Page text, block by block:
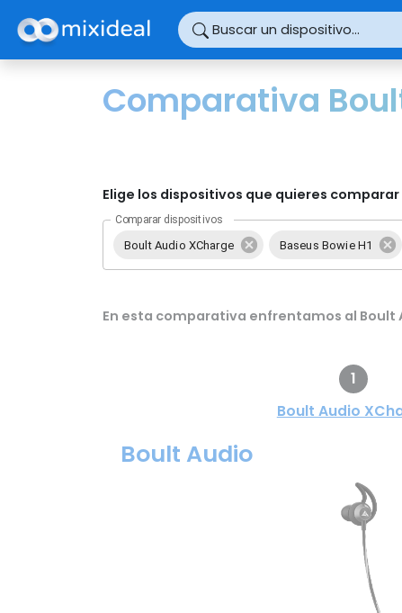
Buscar un dispositivo...
Comparativa
Elige los dispositivos que quieres comparar
Comparar dispositivos
Boult Audio XCharge Baseus Bowie H1
En esta comparativa enfrentamos al Boult
1
Boult Audio
Boult Audio